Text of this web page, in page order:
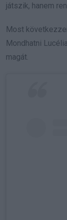
játszik, hanem
Most
Mondhatni
magát.